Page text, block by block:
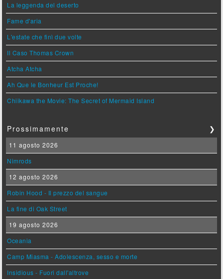
La leggenda del deserto
Fame d'aria
L'estate che finì due volte
Il Caso Thomas Crown
Atcha Atcha
Ah Que le Bonheur Est Proche!
Chiikawa the Movie: The Secret of Mermaid Island
Prossimamente ❯
11 agosto 2026
Nimrods
12 agosto 2026
Robin Hood - Il prezzo del sangue
La fine di Oak Street
19 agosto 2026
Oceania
Camp Miasma - Adolescenza, sesso e morte
Insidious - Fuori dall'altrove